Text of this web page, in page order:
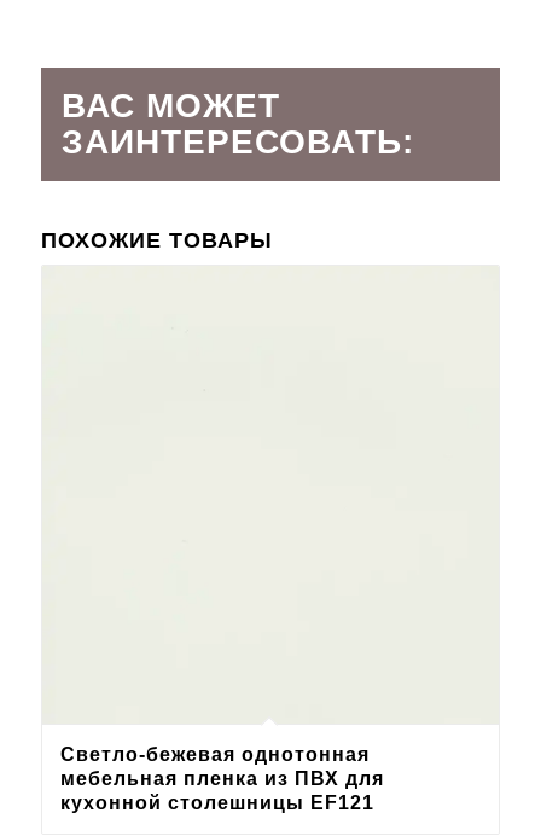
ВАС МОЖЕТ
ЗАИНТЕРЕСОВАТЬ:
ПОХОЖИЕ ТОВАРЫ
Светло-бежевая однотонная
мебельная пленка из ПВХ для
кухонной столешницы EF121